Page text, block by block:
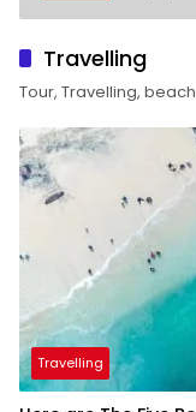
Travelling
Tour, Travelling,
Travelling